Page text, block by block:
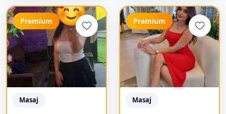
Premium
Masaj
Premium
Masaj